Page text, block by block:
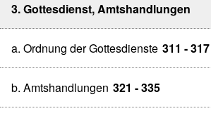
3. Gottesdienst, Amtshandlungen
a. Ordnung der Gottesdienste 311 - 317
b. Amtshandlungen 321 - 335